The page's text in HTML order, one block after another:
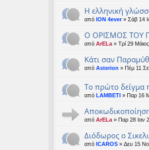
Η ελληνική
από ION 4ever» Σάβ 14
Ο ΟΡΙΣΜΟΣ ΤΟΥ
από ArELa » Τρί 29
Κάτι σαν
από Asterion » Πέμ 11
Το πρώτο δείγμα
από LAMBETI » Παρ 16
από ArELa » Παρ 28 Ιαν
Διόδωρος ο
από ICAROS » Δευ 15